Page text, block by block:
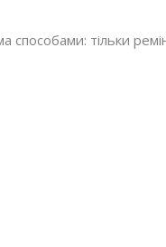
способами: тільки